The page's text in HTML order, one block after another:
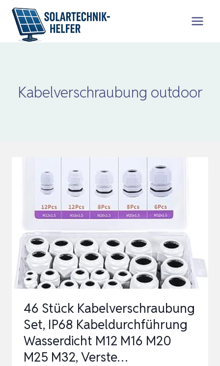
Zum
Inhalt
springen
Kabelverschraubung outdoor
46 Stück Kabelverschraubung
Set, IP68 Kabeldurchführung
Wasserdicht M12 M16 M20
M25 M32, Verste…